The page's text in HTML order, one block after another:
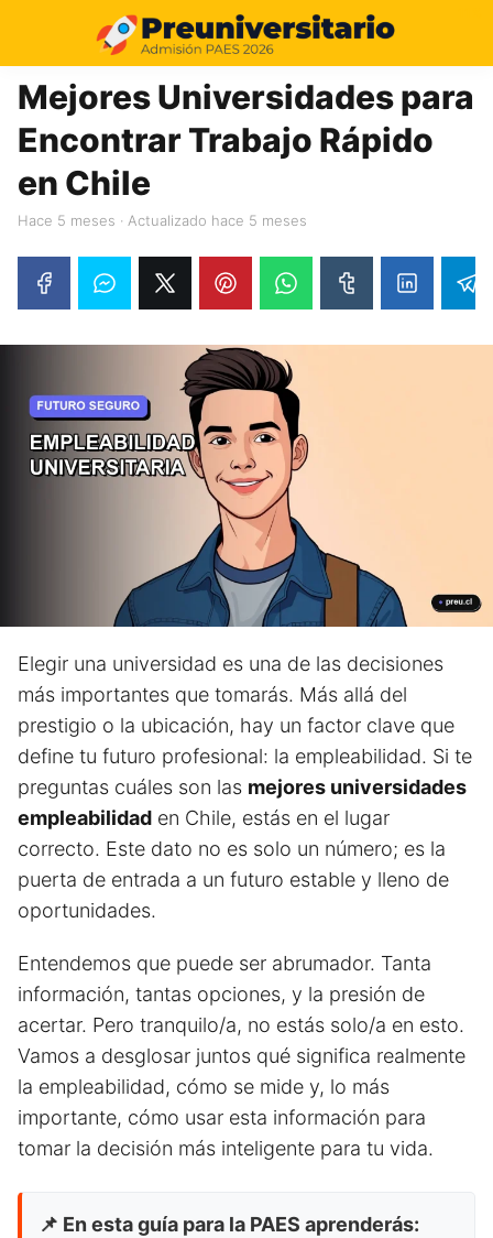
Mejores Universidades para
Encontrar Trabajo Rápido
en Chile
hace 5 meses · Actualizado hace 5 meses
Elegir una universidad es una de las decisiones
más importantes que tomarás. Más allá del
prestigio o la ubicación, hay un factor clave que
define tu futuro profesional: la empleabilidad. Si te
preguntas cuáles son las mejores universidades
empleabilidad en Chile, estás en el lugar
correcto. Este dato no es solo un número; es la
puerta de entrada a un futuro estable y lleno de
oportunidades.
Entendemos que puede ser abrumador. Tanta
información, tantas opciones, y la presión de
acertar. Pero tranquilo/a, no estás solo/a en esto.
Vamos a desglosar juntos qué significa realmente
la empleabilidad, cómo se mide y, lo más
importante, cómo usar esta información para
tomar la decisión más inteligente para tu vida.
📌 En esta guía para la PAES aprenderás: